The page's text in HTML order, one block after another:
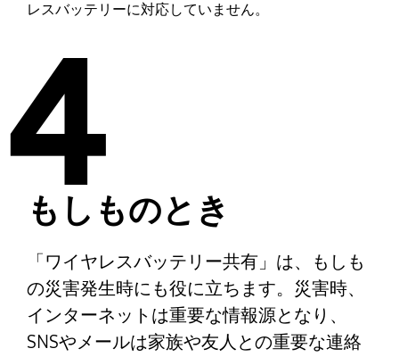
レスバッテリーに対応していません。
4
もしものとき
「ワイヤレスバッテリー共有」は、もしも
の災害発生時にも役に立ちます。災害時、
インターネットは重要な情報源となり、
SNSやメールは家族や友人との重要な連絡